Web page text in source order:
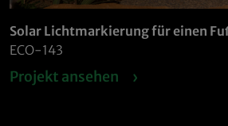
Solar Lichtmarkierung für einen
ECO-143
Projekt ansehen